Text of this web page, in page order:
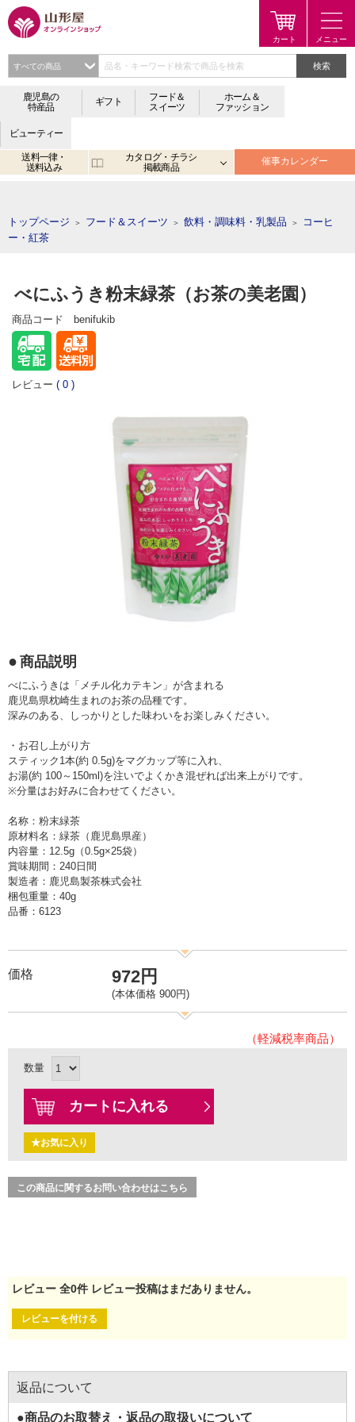
検索
鹿児島の
特産品
ギフト
フード＆
スイーツ
ホーム＆
ファッション
ビューティー
送料一律・
送料込み
カタログ・チラシ
掲載商品
催事カレンダー
トップページ ＞ フード＆スイーツ ＞ 飲料・調味料・乳製品 ＞
コーヒ
ー・紅茶
べにふうき粉末緑茶（お茶の美老園）
商品コード benifukib
レビュー ( 0 )
商品説明
べにふうきは「メチル化カテキン」が含まれる
鹿児島県枕崎生まれのお茶の品種です。
深みのある、しっかりとした味わいをお楽しみください。
・お召し上がり方
スティック1本(約 0.5g)をマグカップ等に入れ、
お湯(約 100～150ml)を注いでよくかき混ぜれば出来上がりです。
※分量はお好みに合わせてください。
名称：粉末緑茶
原材料名：緑茶（鹿児島県産）
内容量：12.5g（0.5g×25袋）
賞味期間：240日間
製造者：鹿児島製茶株式会社
梱包重量：40g
品番：6123
価格 972円
(本体価格 900円)
（軽減税率商品）
数量
カートに入れる
★お気に入り
この商品に関するお問い合わせはこちら
レビュー 全0件 レビュー投稿はまだありません。
レビューを付ける
返品について
●商品のお取替え・返品の取扱いについて